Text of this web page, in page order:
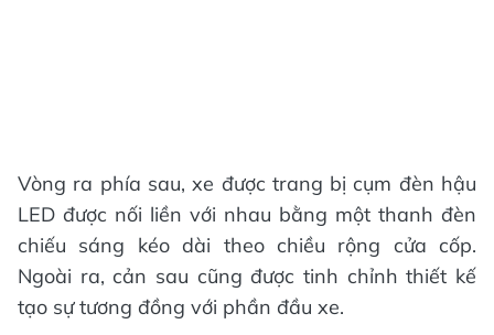
Vòng ra phía sau, xe được trang bị cụm đèn hậu
LED được nối liền với nhau bằng một thanh đèn
chiếu sáng kéo dài theo chiều rộng cửa cốp.
Ngoài ra, cản sau cũng được tinh chỉnh thiết kế
tạo sự tương đồng với phần đầu xe.